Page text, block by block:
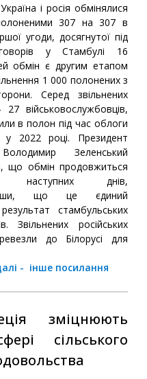
і росія обмінялися
307 на 307 в
угоди, досягнутої під
у Стамбулі 16
обмін є другим етапом
1 000 полонених з
Серед звільнених
27 військовослужбовців,
в полон під час облоги
у 2022 році. Президент
Зеленський
що обмін продовжиться
наступних днів,
що це єдиний
стамбульських
Звільнених російських
до Білорусі для
- інше посилання
зміцнюють
сільського